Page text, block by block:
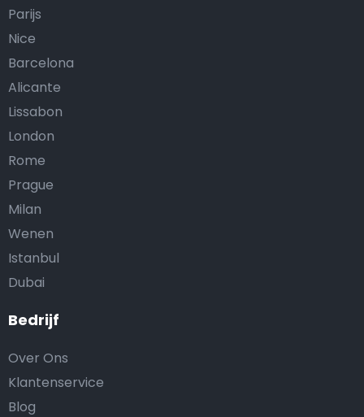
Bedrijf
Over Ons
Klantenservice
Blog
Parijs
Nice
Barcelona
Alicante
Lissabon
London
Rome
Prague
Milan
Wenen
Istanbul
Dubai